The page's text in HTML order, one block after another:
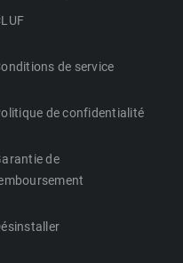
de service
de confidentialité
de